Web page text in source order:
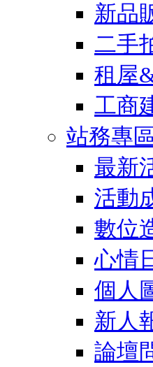
新品
二手
租屋
工商
站務專
最新
活動
數位
心情
個人
新人
論壇